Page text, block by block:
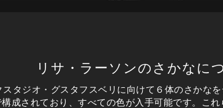
リサ・ラーソンのさかなに
スタジオ・グスタフスベリに向けて６体のさかな
成されており、すべての色が入手可能です。こ